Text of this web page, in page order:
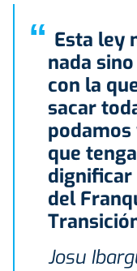
“ Esta ley no es el final de
nada
con la
sacar
que
dignificar
del
Josu